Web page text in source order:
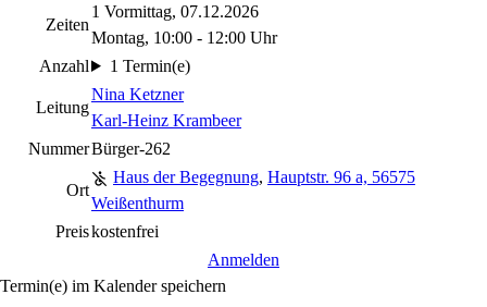
Zeiten
1 Vormittag, 07.12.2026
Montag, 10:00 - 12:00 Uhr
Anzahl
1 Termin(e)
Leitung
Nina Ketzner
Karl-Heinz Krambeer
NummerBürger-262
Ort
Haus der Begegnung, Hauptstr. 96 a, 56575
Weißenthurm
Preiskostenfrei
Anmelden
Termin(e) im Kalender speichern